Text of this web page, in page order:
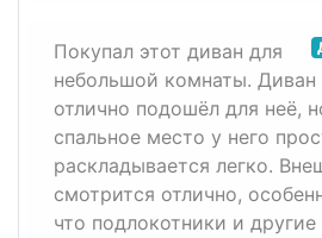
Покупал этот диван для
небольшой комнаты.
отлично подошёл для неё,
спальное место у него
раскладывается легко.
смотрится отлично,
что подлокотники и